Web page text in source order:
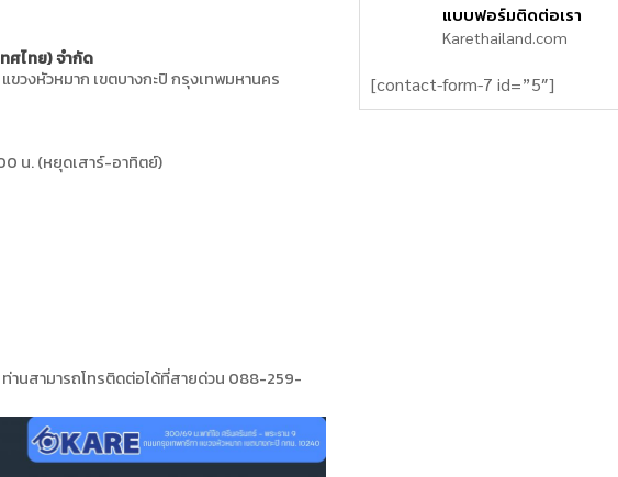
ศไทย) จำกัด
วงหัวหมาก เขตบางกะปิ กรุงเทพมหานคร
น. (หยุดเสาร์-อาทิตย์)
ท่านสามารถโทรติดต่อได้ที่สายด่วน 088-259-
แบบฟอร์มติดต่อเรา
Karethailand.com
[contact-form-7 id=”5″]